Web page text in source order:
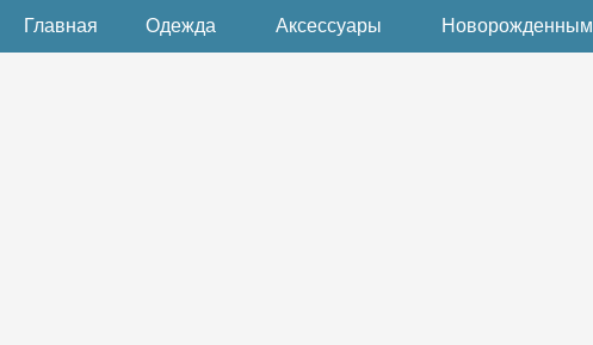
Главная Одежда Аксессуары Новорожденным